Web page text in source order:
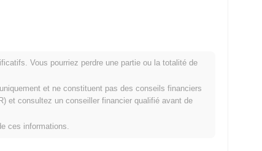
plus large ?
le marché crypto global qui a affiché un gain de0.82%
à la dynamique du marché plus large.
Vous pourriez perdre une partie ou la totalité de
et ne constituent pas des conseils financiers
et consultez un conseiller financier qualifié avant de
ces informations.